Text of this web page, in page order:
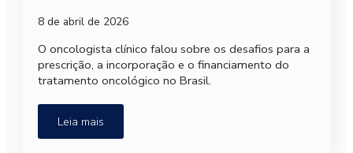
8 de abril de 2026
O oncologista clínico falou sobre os desafios para a
prescrição, a incorporação e o financiamento do
tratamento oncológico no Brasil.
Leia mais